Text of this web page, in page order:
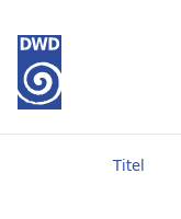
Titel